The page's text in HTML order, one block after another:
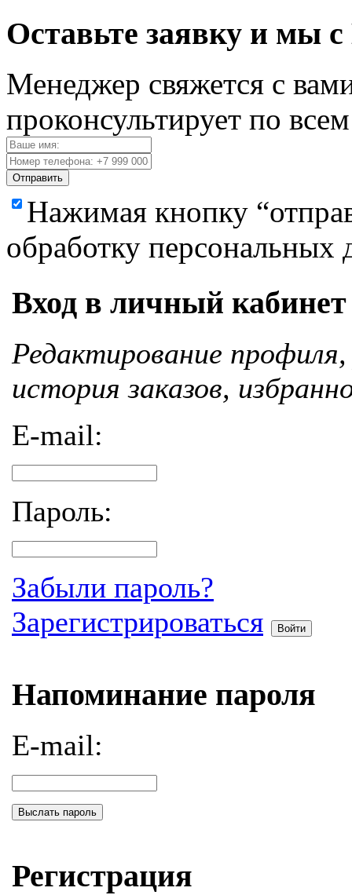
Оставьте заявку и мы
Менеджер свяжется с
проконсультирует по
Отправить
Нажимая кнопку
обработку персональных
Вход в личный кабинет
Редактирование
история заказов,
E-mail:
Пароль:
Забыли пароль?
Зарегистрироваться
Войти
Напоминание пароля
E-mail:
Выслать пароль
Регистрация